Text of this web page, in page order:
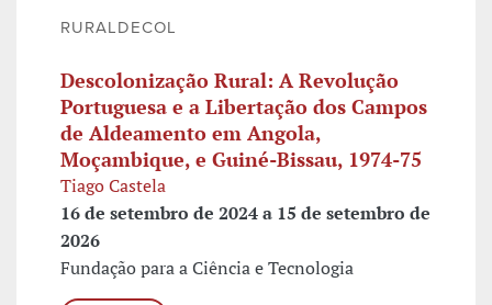
RURALDECOL
Descolonização Rural: A Revolução
Portuguesa e a Libertação dos Campos
de Aldeamento em Angola,
Moçambique, e Guiné-Bissau, 1974-75
Tiago Castela
16 de setembro de 2024 a 15 de setembro de
2026
Fundação para a Ciência e Tecnologia